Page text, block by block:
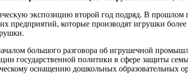
экспозицию второй год подряд. В прошлом
предприятий, которые производят игрушки
большого разговора об игрушечной
государственной политики в сфере защиты
оснащению дошкольных образовательных